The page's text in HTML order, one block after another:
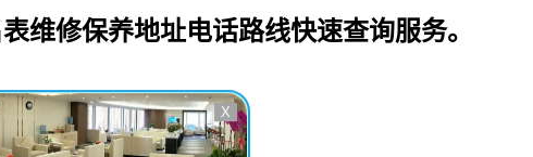
维修保养地址电话路线快速查询服务。
X